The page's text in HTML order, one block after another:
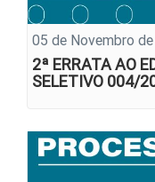
05 de Novembro
2ª ERRATA AO
SELETIVO 004/